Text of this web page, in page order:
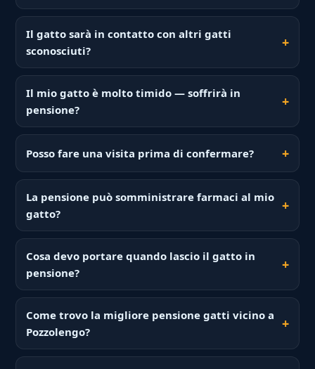
Il gatto sarà in contatto con altri gatti
sconosciuti?
Il mio gatto è molto timido — soffrirà in
pensione?
Posso fare una visita prima di confermare?
La pensione può somministrare farmaci al mio
gatto?
Cosa devo portare quando lascio il gatto in
pensione?
Come trovo la migliore pensione gatti vicino a
Pozzolengo?